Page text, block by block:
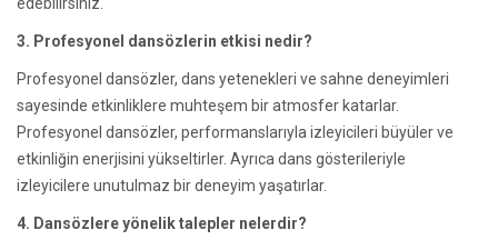
3. Profesyonel dansözlerin etkisi nedir?
Profesyonel dansözler, dans yetenekleri ve sahne deneyimleri
sayesinde etkinliklere muhteşem bir atmosfer katarlar.
Profesyonel dansözler, performanslarıyla izleyicileri büyüler ve
etkinliğin enerjisini yükseltirler. Ayrıca dans gösterileriyle
izleyicilere unutulmaz bir deneyim yaşatırlar.
4. Dansözlere yönelik talepler nelerdir?